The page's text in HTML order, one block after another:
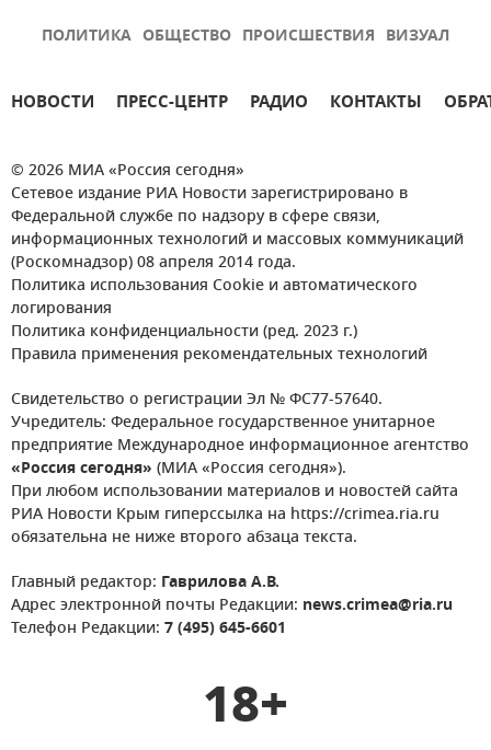
ПОЛИТИКА ОБЩЕСТВО ПРОИСШЕСТВИЯ ВИЗУАЛ
НОВОСТИ ПРЕСС-ЦЕНТР РАДИО КОНТАКТЫ
© 2026 МИА «Россия сегодня»
Сетевое издание РИА Новости зарегистрировано в
Федеральной службе по надзору в сфере связи,
информационных технологий и массовых коммуникаций
(Роскомнадзор) 08 апреля 2014 года.
Политика использования Cookie и автоматического
логирования
Политика конфиденциальности (ред. 2023 г.)
Правила применения рекомендательных технологий
Свидетельство о регистрации Эл № ФС77-57640.
Учредитель: Федеральное государственное унитарное
предприятие Международное информационное агентство
«Россия сегодня» (МИА «Россия сегодня»).
При любом использовании материалов и новостей сайта
РИА Новости Крым гиперссылка на https://crimea.ria.ru
обязательна не ниже второго абзаца текста.
Главный редактор: Гаврилова А.В.
Адрес электронной почты Редакции: news.crimea@ria.ru
Телефон Редакции: 7 (495) 645-6601
18+